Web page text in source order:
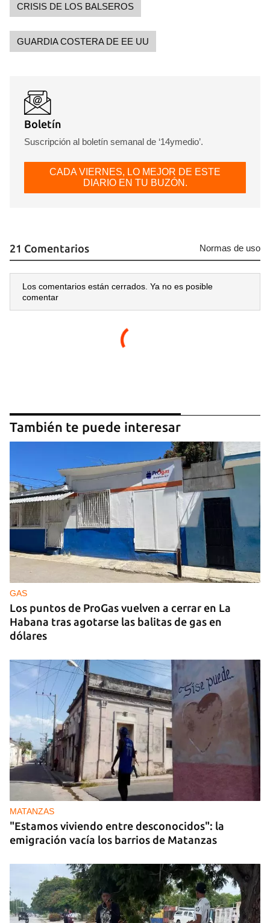
Guardar como favorito
Para poder guardar como favorito, primero has de
iniciar sesión con tu cuenta de 14ymedio.
INICIAR SESIÓN CANCELAR
CRISIS DE LOS BALSEROS
GUARDIA COSTERA DE EE UU
Boletín
Suscripción al boletín semanal de ‘14ymedio’.
CADA VIERNES, LO MEJOR DE ESTE
DIARIO EN TU BUZÓN.
21 Comentarios Normas de uso
Los comentarios están cerrados. Ya no es posible
comentar
También te puede interesar
GAS
Los puntos de ProGas vuelven a cerrar en La
Habana tras agotarse las balitas de gas en
dólares
MATANZAS
"Estamos viviendo entre desconocidos": la
emigración vacía los barrios de Matanzas